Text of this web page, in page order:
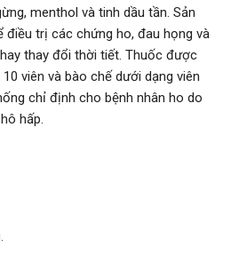
menthol và tinh dầu tần. Sản
điều trị các chứng ho, đau họng và
thay đổi thời tiết. Thuốc được
viên và bào chế dưới dạng viên
chỉ định cho bệnh nhân ho do
hấp.